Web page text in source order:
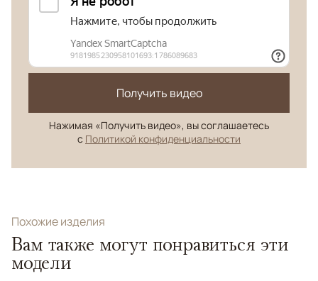
Получить видео
Нажимая «Получить видео», вы соглашаетесь
с Политикой конфиденциальности
Похожие изделия
Вам также могут понравиться эти
модели